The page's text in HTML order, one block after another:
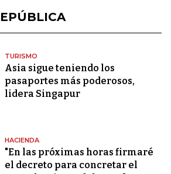
TURISMO
Asia sigue teniendo los
pasaportes más poderosos,
lidera Singapur
HACIENDA
"En las próximas horas firmaré
el decreto para concretar el